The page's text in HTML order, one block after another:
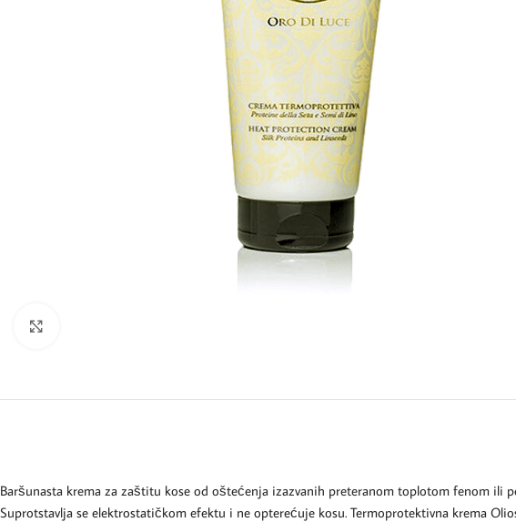
Baršunasta krema za zaštitu kose od oštećenja izazvanih preteranom toplotom fenom ili
Suprotstavlja se elektrostatičkom efektu i ne opterećuje kosu. Termoprotektivna krema